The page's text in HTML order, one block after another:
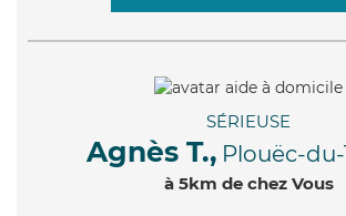
SÉRIEUSE
Agnès T., Plouëc-
à 5km de chez Vous